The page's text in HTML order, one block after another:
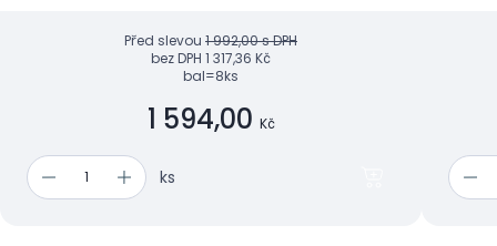
Před slevou 1 992,00 s DPH
bez DPH 1 317,36 Kč
bal=8ks
1 594,00 Kč
ks